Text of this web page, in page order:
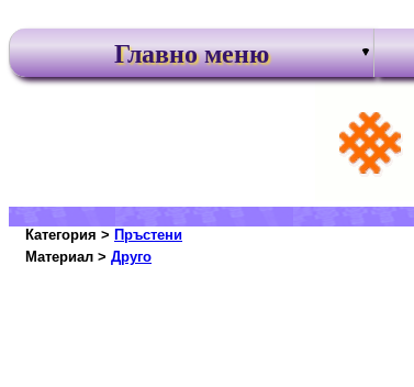
Главно меню
Категория > Пръстени
Материал > Друго